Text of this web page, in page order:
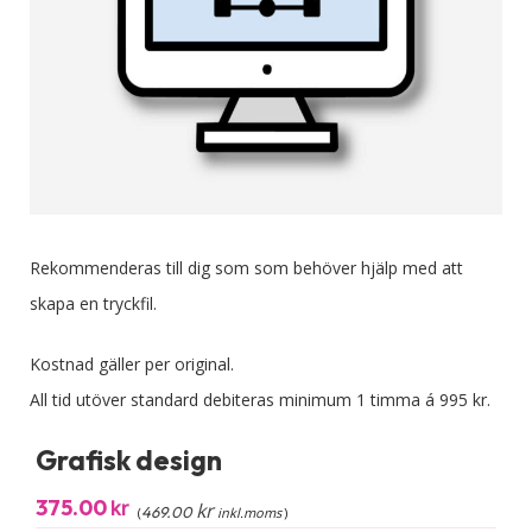
Rekommenderas till dig som som behöver hjälp med att
skapa en tryckfil.
Kostnad gäller per original.
All tid utöver standard debiteras minimum 1 timma á 995 kr.
Grafisk design
375.00kr (469.00kr inkl.moms)